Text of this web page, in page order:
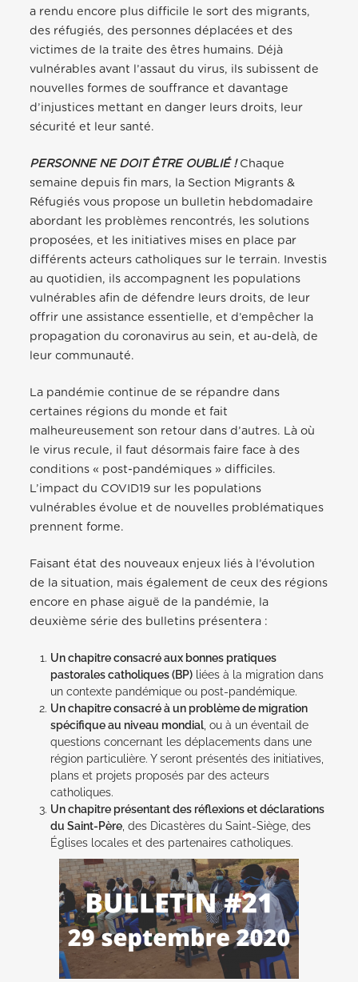
a rendu encore plus difficile le sort des migrants,
des réfugiés, des personnes déplacées et des
victimes de la traite des êtres humains. Déjà
vulnérables avant l’assaut du virus, ils subissent de
nouvelles formes de souffrance et davantage
d’injustices mettant en danger leurs droits, leur
sécurité et leur santé.
PERSONNE NE DOIT ÊTRE OUBLIÉ !Chaque
semaine depuis fin mars, la Section Migrants &
Réfugiés vous propose un bulletin hebdomadaire
abordant les problèmes rencontrés, les solutions
proposées, et les initiatives mises en place par
différents acteurs catholiques sur le terrain. Investis
au quotidien, ils accompagnent les populations
vulnérables afin de défendre leurs droits, de leur
offrir une assistance essentielle, et d’empêcher la
propagation du coronavirus au sein, et au-delà, de
leur communauté.
La pandémie continue de se répandre dans
certaines régions du monde et fait
malheureusement son retour dans d’autres. Là où
le virus recule, il faut désormais faire face à des
conditions « post-pandémiques » difficiles.
L’impact du COVID19 sur les populations
vulnérables évolue et de nouvelles problématiques
prennent forme.
Faisant état des nouveaux enjeux liés à l’évolution
de la situation, mais également de ceux des régions
encore en phase aiguë de la pandémie, la
deuxième série des bulletins présentera :
Un chapitre consacré aux bonnes pratiques
pastorales catholiques (BP) liées à la migration dans
un contexte pandémique ou post-pandémique.
Un chapitre consacré à un problème de migration
spécifique au niveau mondial , ou à un éventail de
questions concernant les déplacements dans une
région particulière. Y seront présentés des initiatives,
plans et projets proposés par des acteurs
catholiques.
Un chapitre présentant des réflexions et déclarations
du Saint-Père , des Dicastères du Saint-Siège, des
Églises locales et des partenaires catholiques.